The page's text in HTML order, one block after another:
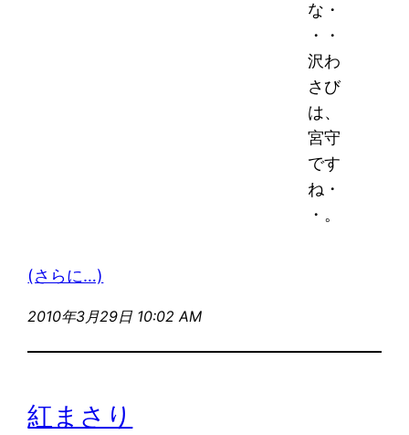
な・
・・
沢わ
さび
は、
宮守
です
ね・
・。
(さらに…)
2010年3月29日 10:02 AM
紅まさり